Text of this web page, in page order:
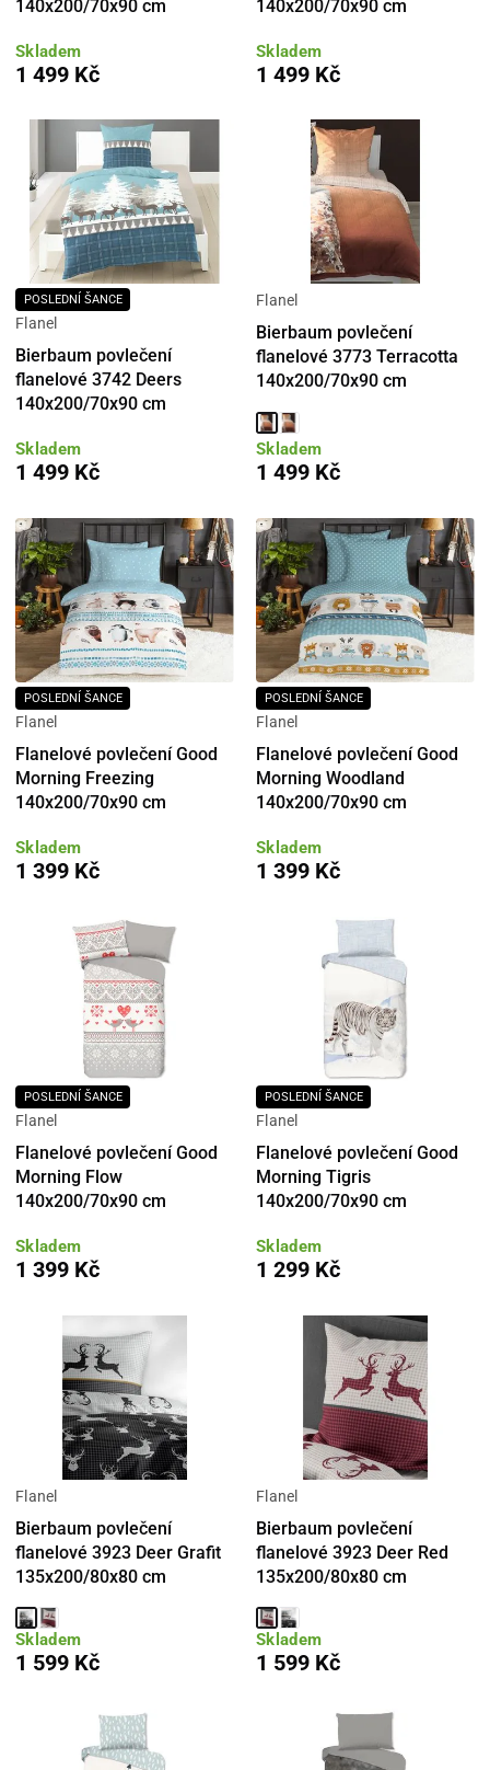
140x200/70x90 cm
Skladem
1 499 Kč
140x200/70x90 cm
Skladem
1 499 Kč
POSLEDNÍ ŠANCE
Flanel
Bierbaum povlečení
flanelové 3742 Deers
140x200/70x90 cm
Skladem
1 499 Kč
Flanel
Bierbaum povlečení
flanelové 3773 Terracotta
140x200/70x90 cm
Skladem
1 499 Kč
POSLEDNÍ ŠANCE
Flanel
Flanelové povlečení Good
Morning Freezing
140x200/70x90 cm
Skladem
1 399 Kč
POSLEDNÍ ŠANCE
Flanel
Flanelové povlečení Good
Morning Woodland
140x200/70x90 cm
Skladem
1 399 Kč
POSLEDNÍ ŠANCE
Flanel
Flanelové povlečení Good
Morning Flow
140x200/70x90 cm
Skladem
1 399 Kč
POSLEDNÍ ŠANCE
Flanel
Flanelové povlečení Good
Morning Tigris
140x200/70x90 cm
Skladem
1 299 Kč
Flanel
Bierbaum povlečení
flanelové 3923 Deer Grafit
135x200/80x80 cm
Skladem
1 599 Kč
Flanel
Bierbaum povlečení
flanelové 3923 Deer Red
135x200/80x80 cm
Skladem
1 599 Kč